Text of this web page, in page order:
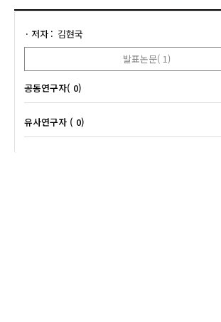
저자
김현국
발표논문( 1)
공동연구자( 0)
유사연구자 ( 0)